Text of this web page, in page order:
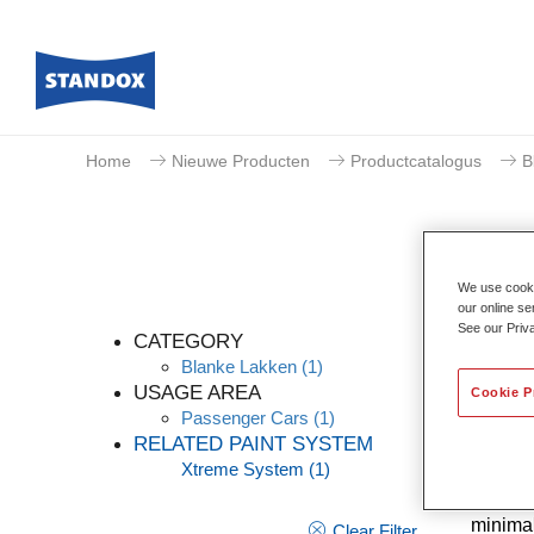
Home Nieuwe Producten Productcatalogus
CATEGORY
Blanke Lakken (1)
USAGE AREA
Passenger Cars (1)
RELATED PAINT SYSTEM
Xtreme System (1)
We use
our online
See our
Cookie